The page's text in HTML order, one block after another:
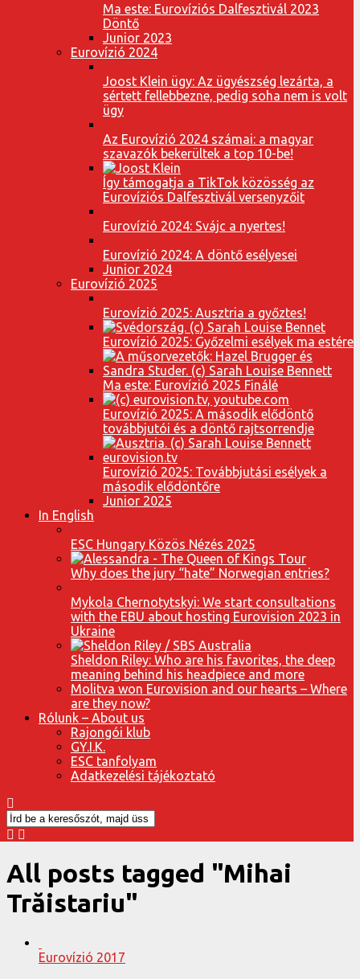
Ma este: Eurovíziós Dalfesztivál 2023
Döntő
Junior 2023
Eurovízió 2024
Joost Klein ügy: Az ügyészség lezárta, a
sértett fellebbezne, pedig soha nem is volt
ügy
Az Eurovízió 2024 számai: a magyar
szavazók bekerültek a top 10-be!
Így támogatja a TikTok közösség az
Eurovíziós Dalfesztivál versenyzőit
Eurovízió 2024: Svájc a nyertes!
Eurovízió 2024: A döntő esélyesei
Junior 2024
Eurovízió 2025
Eurovízió 2025: Ausztria a győztes!
Eurovízió 2025: Győzelmi esélyek ma estére
Ma este: Eurovízió 2025 Finálé
Eurovízió 2025: A második elődöntő
továbbjutói és a döntő rajtsorrendje
Eurovízió 2025: Továbbjutási esélyek a
második elődöntőre
Junior 2025
In English
ESC Hungary Közös Nézés 2025
Why does the jury “hate” Norwegian entries?
Mykola Chernotytskyi: We start consultations
with the EBU about hosting Eurovision 2023 in
Ukraine
Sheldon Riley: Who are his favorites, the deep
meaning behind his headpiece and more
Molitva won Eurovision and our hearts – Where
are they now?
Rólunk – About us
Rajongói klub
GY.I.K.
ESC tanfolyam
Adatkezelési tájékoztató
All posts tagged "Mihai
Trăistariu"
Eurovízió 2017